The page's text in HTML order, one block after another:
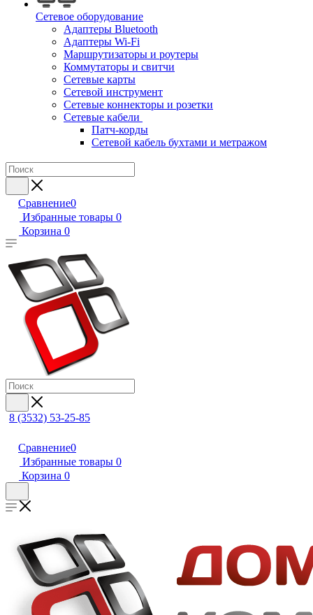
Сетевое оборудование
Адаптеры Bluetooth
Адаптеры Wi-Fi
Маршрутизаторы и роутеры
Коммутаторы и свитчи
Сетевые карты
Сетевой инструмент
Сетевые коннекторы и розетки
Сетевые кабели
Патч-корды
Сетевой кабель бухтами и метражом
Сравнение0
Избранные товары 0
Корзина 0
8 (3532) 53-25-85
Сравнение0
Избранные товары 0
Корзина 0